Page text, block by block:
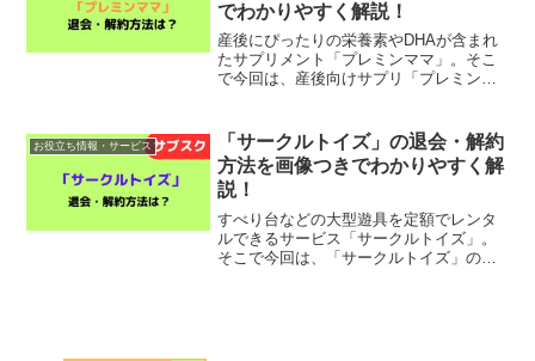
でわかりやすく解説！
産後にぴったりの栄養素やDHAが含まれ
たサプリメント「プレミンママ」。そこ
で今回は、産後向けサプリ「プレミンマ
約の手続きは、 プレミンママ公式サイト
にアクセス 電話・メ...
お役立ち情報・サービス
「サークルトイズ」の退会・解約
方法を画像つきでわかりやすく解
説！
すべり台などの大型遊具を定額でレンタ
ルできるサービス「サークルトイズ」。
そこで今回は、「サークルトイズ」の退